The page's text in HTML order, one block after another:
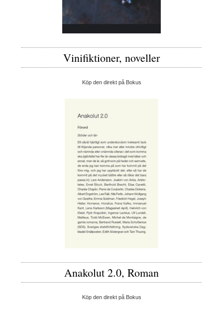
Vinifiktioner, noveller
Köp den direkt på Bokus
Anakolut 2.0, Roman
Köp den direkt på Bokus